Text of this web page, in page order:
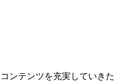
ンテンツを充実していきた